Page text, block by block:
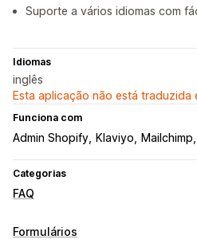
Suporte a vários idiomas com
Idiomas
inglês
Esta aplicação não está traduzida
Funciona com
Admin Shopify Klaviyo Mailchimp
Categorias
FAQ
Ferramentas de edição
Formulários